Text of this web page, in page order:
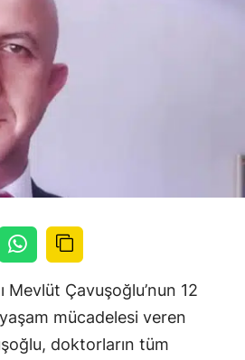
Mevlüt Çavuşoğlu’nun 12
mücadelesi veren
doktorların tüm